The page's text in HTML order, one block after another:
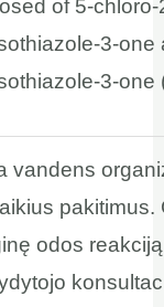
of 5-chloro-
3-one
3-one
vandens
pakitimus.
odos